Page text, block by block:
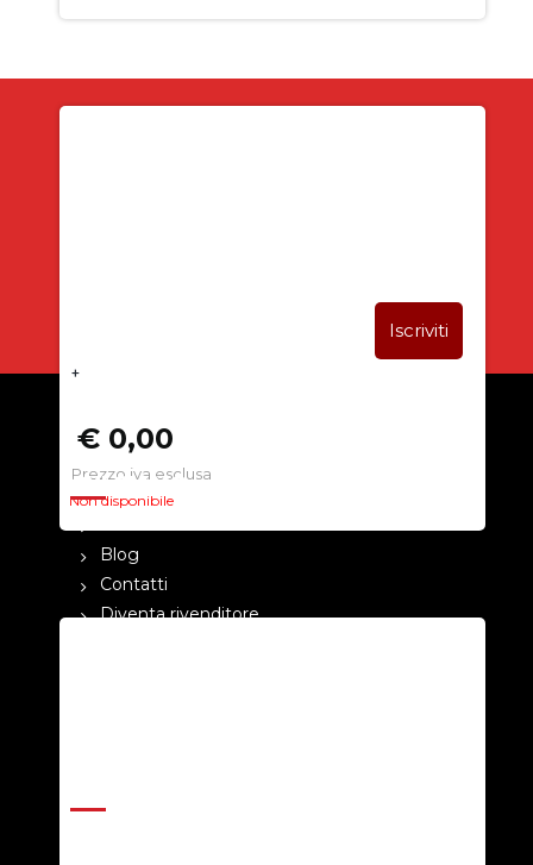
+
€ 0,00
Prezzo iva esclusa
Non disponibile
CHI SIAMO
Blog
Contatti
Diventa rivenditore